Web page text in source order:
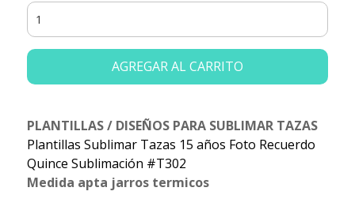
AGREGAR AL CARRITO
PLANTILLAS / DISEÑOS PARA SUBLIMAR TAZAS
Plantillas Sublimar Tazas 15 años Foto Recuerdo
Quince Sublimación #T302
Medida apta jarros termicos